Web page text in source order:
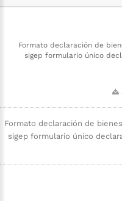
Formato declaración de
sigep formulario único
Formato declaración de
sigep formulario único